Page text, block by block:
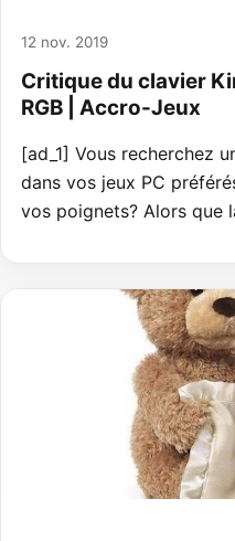
12 nov. 2019
Critique du clavier
RGB | Accro-Jeux
[ad_1] Vous recherchez
dans vos jeux PC
vos poignets? Alors que